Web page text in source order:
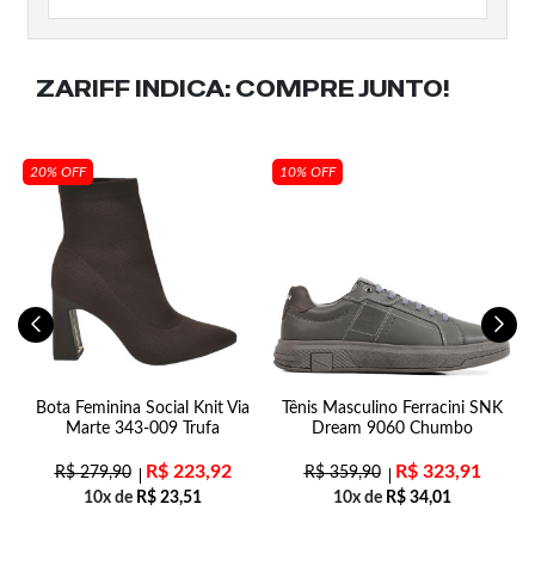
ZARIFF INDICA: COMPRE JUNTO!
20% OFF
Bota Feminina Social Knit Via
Marte 343-009 Trufa
R$279,90 R$223,92
10x de R$ 23,51
10% OFF
Tênis Masculino Ferracini SNK
Dream 9060 Chumbo
R$359,90 R$323,91
10x de R$ 34,01